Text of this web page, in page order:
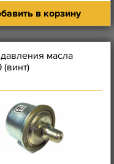
в корзину
масла
(винт)